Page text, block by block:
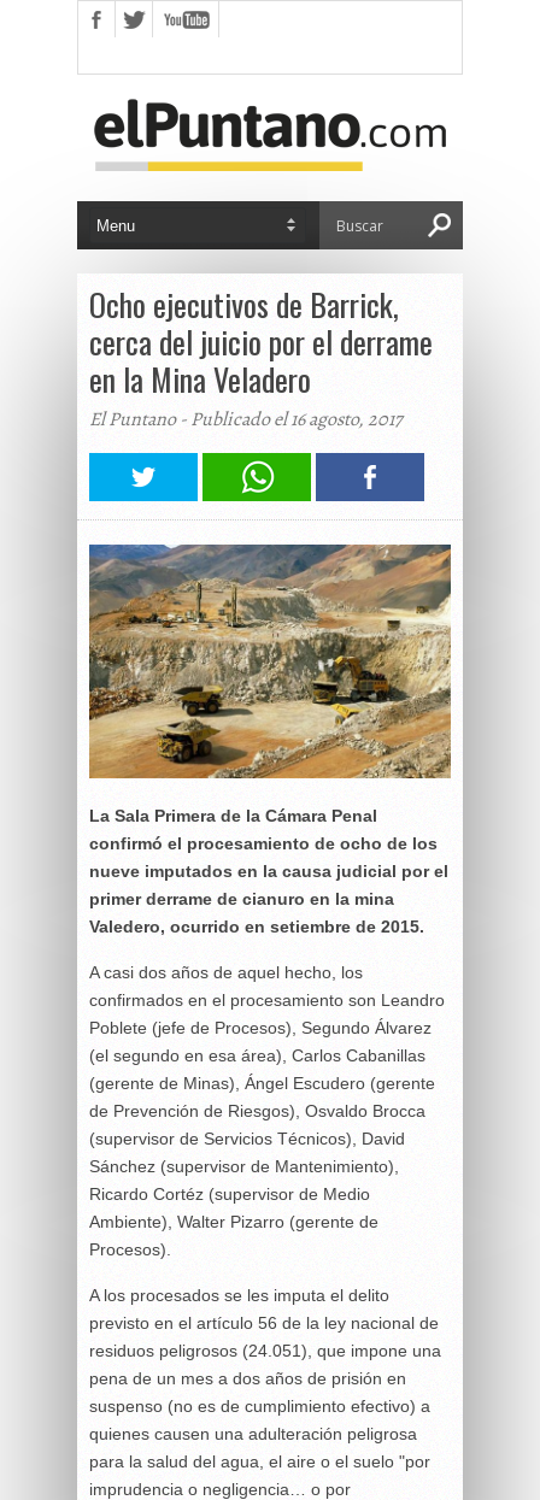
Ocho ejecutivos de Barrick,
cerca del juicio por el derrame
en la Mina Veladero
El Puntano - Publicado el 16 agosto, 2017
La Sala Primera de la Cámara Penal
confirmó el procesamiento de ocho de los
nueve imputados en la causa judicial por el
primer derrame de cianuro en la mina
Valedero, ocurrido en setiembre de 2015.
A casi dos años de aquel hecho, los
confirmados en el procesamiento son Leandro
Poblete (jefe de Procesos), Segundo Álvarez
(el segundo en esa área), Carlos Cabanillas
(gerente de Minas), Ángel Escudero (gerente
de Prevención de Riesgos), Osvaldo Brocca
(supervisor de Servicios Técnicos), David
Sánchez (supervisor de Mantenimiento),
Ricardo Cortéz (supervisor de Medio
Ambiente), Walter Pizarro (gerente de
Procesos).
A los procesados se les imputa el delito
previsto en el artículo 56 de la ley nacional de
residuos peligrosos (24.051), que impone una
pena de un mes a dos años de prisión en
suspenso (no es de cumplimiento efectivo) a
quienes causen una adulteración peligrosa
para la salud del agua, el aire o el suelo "por
imprudencia o negligencia… o por